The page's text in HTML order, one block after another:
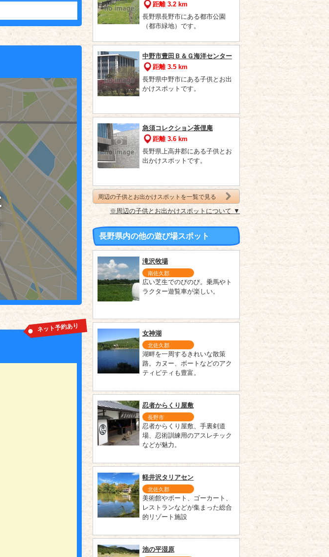
ネット予約あり
距離 3.2 km
長野県長野市にある都市公園
（都市緑地）です。
中野市豊田Ｂ＆Ｇ海洋センター
距離 3.5 km
長野県中野市にある子供とお出
かけスポットです。
急須コレクション茶俚庵
距離 3.6 km
長野県上高井郡にある子供とお
出かけスポットです。
周辺の子供とお出かけスポットを一覧で見る
※周辺の子供とお出かけスポットについて ▼
長野県内の他の遊び場スポット
滝沢牧場
南佐久郡
広い芝生でのびのび。乗馬やト
ラクター遊覧車が楽しい。
女神湖
北佐久郡
湖畔を一周するきれいな散策
路。カヌー、ボートなどのアク
ティビティも豊富。
忍者からくり屋敷
長野市
忍者からくり屋敷、手裏剣道
場、忍術訓練用のアスレチック
などが魅力。
軽井沢タリアセン
北佐久郡
美術館やボート、ゴーカート、
レストランなどが集まった総合
的リゾート施設
池の平湿原